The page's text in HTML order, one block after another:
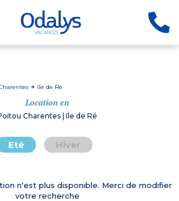
Ile de Ré
Location en
Charentes | Ile de Ré
Eté Hiver
n'est plus disponible. Merci de modifier
votre recherche